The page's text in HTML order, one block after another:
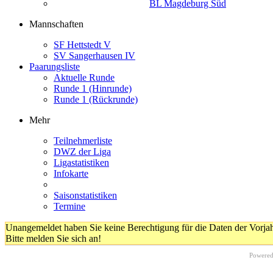
BL Magdeburg Süd
Mannschaften
SF Hettstedt V
SV Sangerhausen IV
Paarungsliste
Aktuelle Runde
Runde 1 (Hinrunde)
Runde 1 (Rückrunde)
Mehr
Teilnehmerliste
DWZ der Liga
Ligastatistiken
Infokarte
Saisonstatistiken
Termine
Unangemeldet haben Sie keine Berechtigung für die Daten der
Bitte melden Sie sich an!